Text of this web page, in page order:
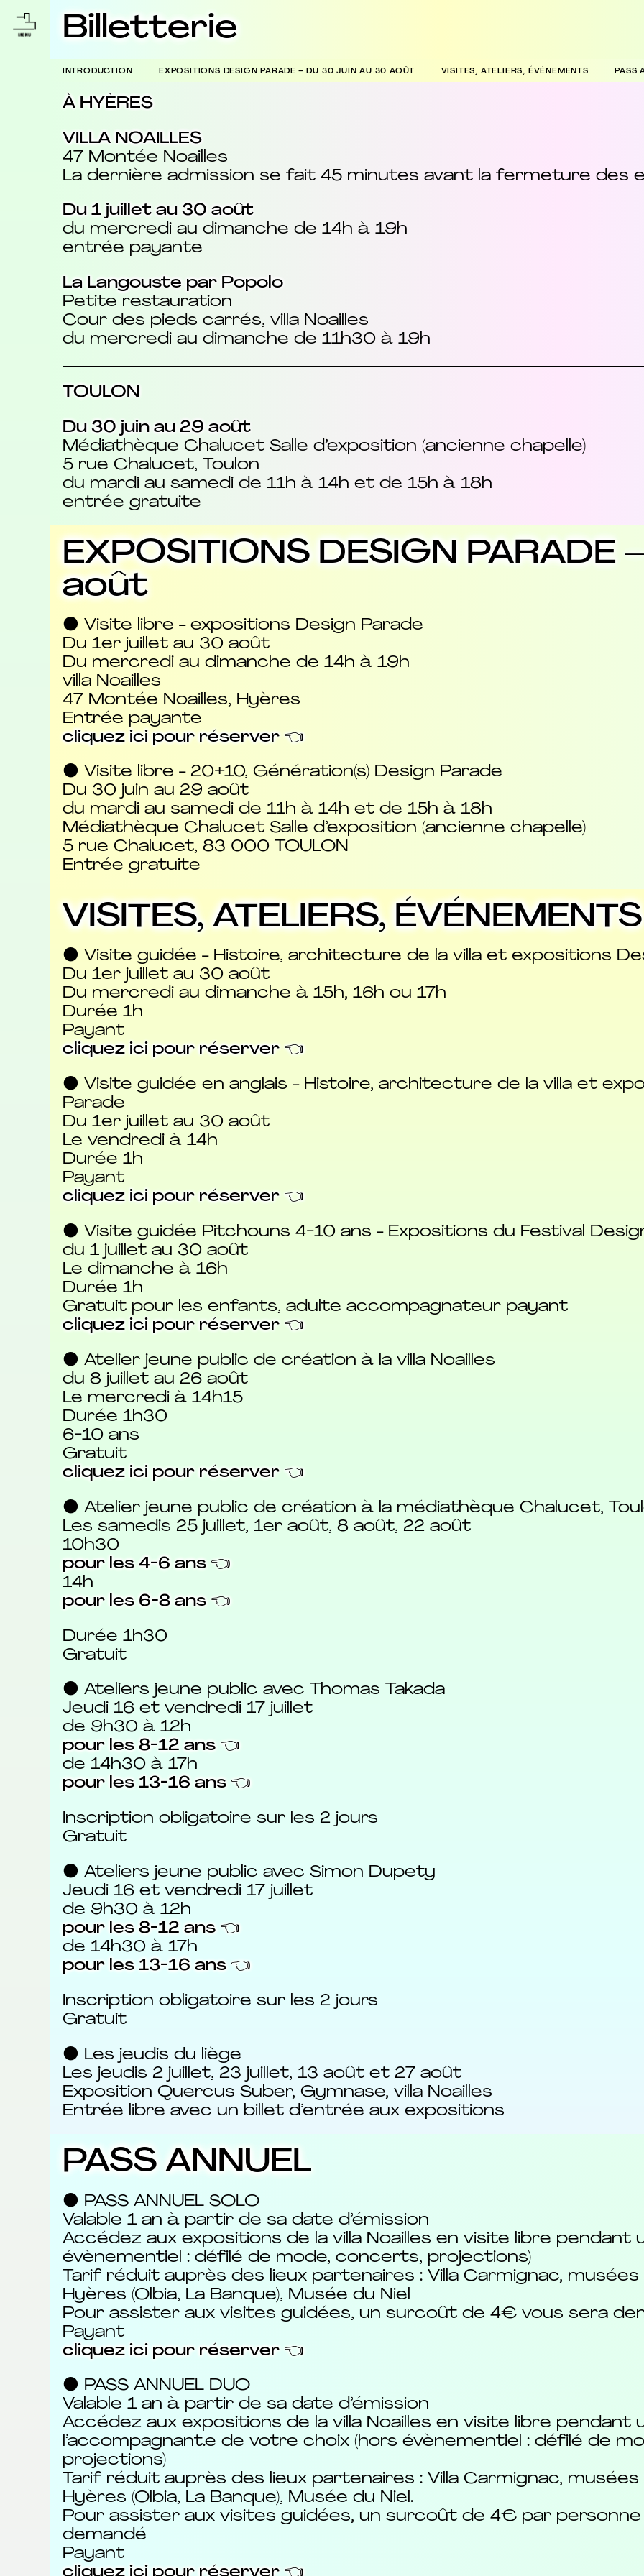
Billetterie
INTRODUCTION EXPOSITIONS DESIGN PARADE – DU 30 JUIN AU 30 AOÛT VISITES, ATELIERS, ÉVÉNEMENTS PASS
À HYÈRES
VILLA NOAILLES
47 Montée Noailles
La dernière admission se fait 45 minutes avant la fermeture des
Du 1 juillet au 30 août
du mercredi au dimanche de 14h à 19h
entrée payante
La Langouste par Popolo
Petite restauration
Cour des pieds carrés, villa Noailles
du mercredi au dimanche de 11h30 à 19h
TOULON
Du 30 juin au 29 août
Médiathèque Chalucet Salle d’exposition (ancienne chapelle)
5 rue Chalucet, Toulon
du mardi au samedi de 11h à 14h et de 15h à 18h
entrée gratuite
EXPOSITIONS DESIGN PARADE
août
⚫ Visite libre - expositions Design Parade
Du 1er juillet au 30 août
Du mercredi au dimanche de 14h à 19h
villa Noailles
47 Montée Noailles, Hyères
Entrée payante
cliquez ici pour réserver 👈
⚫ Visite libre - 20+10, Génération(s) Design Parade
Du 30 juin au 29 août
du mardi au samedi de 11h à 14h et de 15h à 18h
Médiathèque Chalucet Salle d’exposition (ancienne chapelle)
5 rue Chalucet, 83 000 TOULON
Entrée gratuite
VISITES, ATELIERS, ÉVÉNEMENTS
⚫ Visite guidée - Histoire, architecture de la villa et expositions
Du 1er juillet au 30 août
Du mercredi au dimanche à 15h, 16h ou 17h
Durée 1h
Payant
cliquez ici pour réserver 👈
⚫ Visite guidée en anglais - Histoire, architecture de la villa et
Parade
Du 1er juillet au 30 août
Le vendredi à 14h
Durée 1h
Payant
cliquez ici pour réserver 👈
⚫ Visite guidée Pitchouns 4-10 ans - Expositions du Festival
du 1 juillet au 30 août
Le dimanche à 16h
Durée 1h
Gratuit pour les enfants, adulte accompagnateur payant
cliquez ici pour réserver 👈
⚫ Atelier jeune public de création à la villa Noailles
du 8 juillet au 26 août
Le mercredi à 14h15
Durée 1h30
6-10 ans
Gratuit
cliquez ici pour réserver 👈
⚫ Atelier jeune public de création à la médiathèque Chalucet,
Les samedis 25 juillet, 1er août, 8 août, 22 août
10h30
pour les 4-6 ans 👈
14h
pour les 6-8 ans 👈
Durée 1h30
Gratuit
⚫ Ateliers jeune public avec Thomas Takada
Jeudi 16 et vendredi 17 juillet
de 9h30 à 12h
pour les 8-12 ans 👈
de 14h30 à 17h
pour les 13-16 ans 👈
Inscription obligatoire sur les 2 jours
Gratuit
⚫ Ateliers jeune public avec Simon Dupety
Jeudi 16 et vendredi 17 juillet
de 9h30 à 12h
pour les 8-12 ans 👈
de 14h30 à 17h
pour les 13-16 ans 👈
Inscription obligatoire sur les 2 jours
Gratuit
⚫ Les jeudis du liège
Les jeudis 2 juillet, 23 juillet, 13 août et 27 août
Exposition Quercus Suber, Gymnase, villa Noailles
Entrée libre avec un billet d’entrée aux expositions
PASS ANNUEL
⚫ PASS ANNUEL SOLO
Valable 1 an à partir de sa date d’émission
Accédez aux expositions de la villa Noailles en visite libre pendant
évènementiel : défilé de mode, concerts, projections)
Tarif réduit auprès des lieux partenaires : Villa Carmignac, musées
Hyères (Olbia, La Banque), Musée du Niel
Pour assister aux visites guidées, un surcoût de 4€ vous sera
Payant
cliquez ici pour réserver 👈
⚫ PASS ANNUEL DUO
Valable 1 an à partir de sa date d’émission
Accédez aux expositions de la villa Noailles en visite libre pendant
l’accompagnant.e de votre choix (hors évènementiel : défilé de
projections)
Tarif réduit auprès des lieux partenaires : Villa Carmignac, musées
Hyères (Olbia, La Banque), Musée du Niel.
Pour assister aux visites guidées, un surcoût de 4€ par
demandé
Payant